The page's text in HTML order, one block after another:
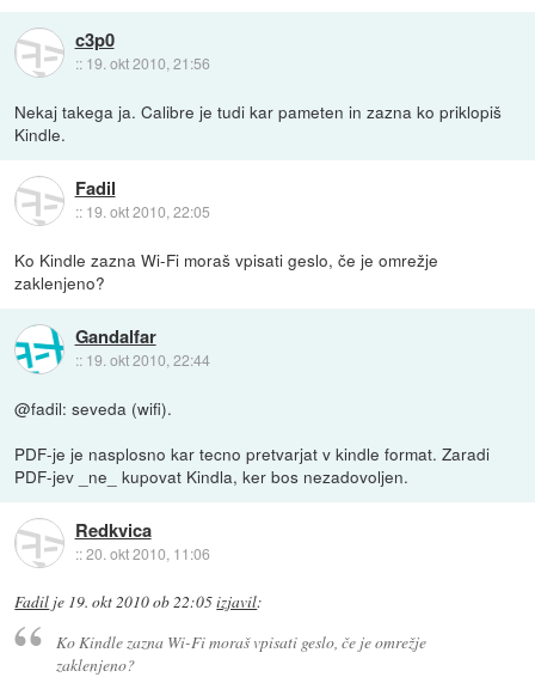
c3p0
:: 19. okt 2010, 21:56
Nekaj takega ja. Calibre je tudi kar pameten in zazna ko priklopiš
Kindle.
Fadil
:: 19. okt 2010, 22:05
Ko Kindle zazna Wi-Fi moraš vpisati geslo, če je omrežje
zaklenjeno?
Gandalfar
:: 19. okt 2010, 22:44
@fadil: seveda (wifi).
PDF-je je nasplosno kar tecno pretvarjat v kindle format. Zaradi
PDF-jev _ne_ kupovat Kindla, ker bos nezadovoljen.
Redkvica
::20. okt 2010, 11:06
Fadil je 19. okt 2010 ob 22:05izjavil:
Ko Kindle zazna Wi-Fi moraš vpisati geslo, če je omrežje
zaklenjeno?